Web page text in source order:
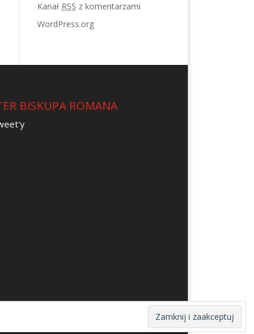
Kanał RSS z komentarzami
WordPress.org
BISKUPA ROMANA